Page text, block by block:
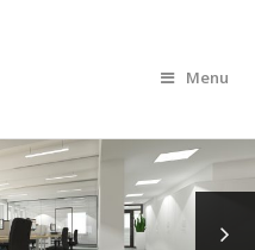
Menu